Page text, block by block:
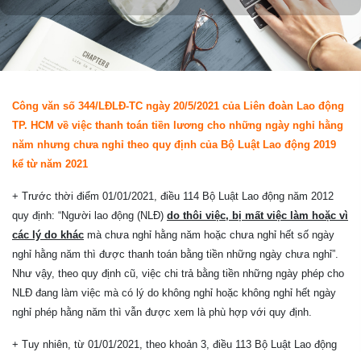
Công văn số 344/LĐLĐ-TC ngày 20/5/2021 của Liên đoàn Lao động
TP. HCM về việc thanh toán tiền lương cho những ngày nghỉ hằng
năm nhưng chưa nghỉ theo quy định của Bộ Luật Lao động 2019
kể từ năm 2021
+ Trước thời điểm 01/01/2021, điều 114 Bộ Luật Lao động năm 2012
quy định: “Người lao động (NLĐ) do thôi việc, bị mất việc làm hoặc vì
các lý do khác mà chưa nghỉ hằng năm hoặc chưa nghỉ hết số ngày
nghỉ hằng năm thì được thanh toán bằng tiền những ngày chưa nghỉ”.
Như vậy, theo quy định cũ, việc chi trả bằng tiền những ngày phép cho
NLĐ đang làm việc mà có lý do không nghỉ hoặc không nghỉ hết ngày
nghỉ phép hằng năm thì vẫn được xem là phù hợp với quy định.
+ Tuy nhiên, từ 01/01/2021, theo khoản 3, điều 113 Bộ Luật Lao động